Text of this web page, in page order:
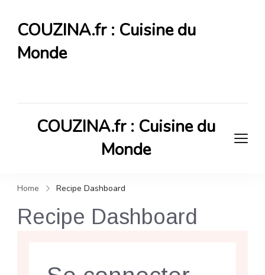
COUZINA.fr : Cuisine du
Monde
COUZINA.fr : Cuisine du
Monde
Home Recipe Dashboard
Recipe Dashboard